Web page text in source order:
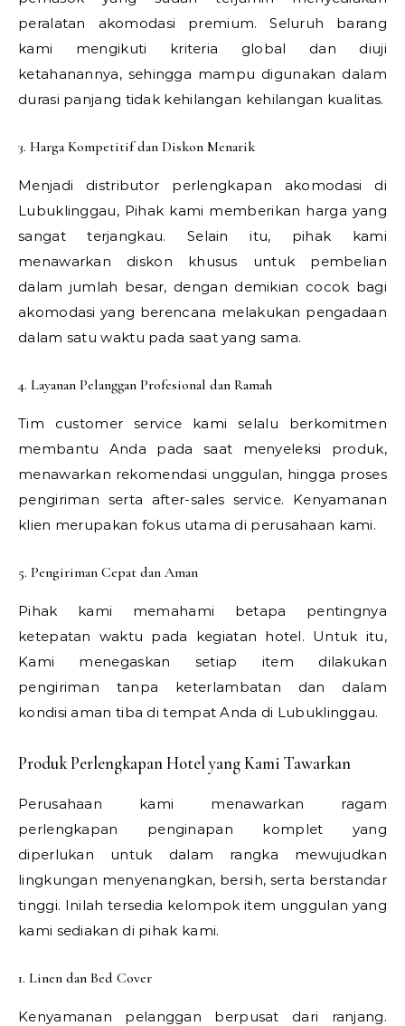
peralatan akomodasi premium. Seluruh barang
kami mengikuti kriteria global dan diuji
ketahanannya, sehingga mampu digunakan dalam
durasi panjang tidak kehilangan kehilangan kualitas.
3. Harga Kompetitif dan Diskon Menarik
Menjadi distributor perlengkapan akomodasi di
Lubuklinggau, Pihak kami memberikan harga yang
sangat terjangkau. Selain itu, pihak kami
menawarkan diskon khusus untuk pembelian
dalam jumlah besar, dengan demikian cocok bagi
akomodasi yang berencana melakukan pengadaan
dalam satu waktu pada saat yang sama.
4. Layanan Pelanggan Profesional dan Ramah
Tim customer service kami selalu berkomitmen
membantu Anda pada saat menyeleksi produk,
menawarkan rekomendasi unggulan, hingga proses
pengiriman serta after-sales service. Kenyamanan
klien merupakan fokus utama di perusahaan kami.
5. Pengiriman Cepat dan Aman
Pihak kami memahami betapa pentingnya
ketepatan waktu pada kegiatan hotel. Untuk itu,
Kami menegaskan setiap item dilakukan
pengiriman tanpa keterlambatan dan dalam
kondisi aman tiba di tempat Anda di Lubuklinggau.
Produk Perlengkapan Hotel yang Kami Tawarkan
Perusahaan kami menawarkan ragam
perlengkapan penginapan komplet yang
diperlukan untuk dalam rangka mewujudkan
lingkungan menyenangkan, bersih, serta berstandar
tinggi. Inilah tersedia kelompok item unggulan yang
kami sediakan di pihak kami.
1. Linen dan Bed Cover
Kenyamanan pelanggan berpusat dari ranjang.